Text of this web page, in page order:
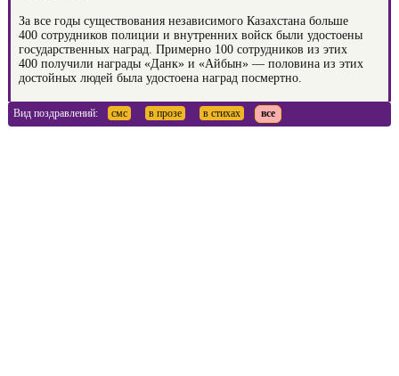
За все годы существования независимого Казахстана больше
400 сотрудников полиции и внутренних войск были удостоены
государственных наград. Примерно 100 сотрудников из этих
400 получили награды «Данк» и «Айбын» — половина из этих
достойных людей была удостоена наград посмертно.
Вид поздравлений: смс в прозе в стихах все